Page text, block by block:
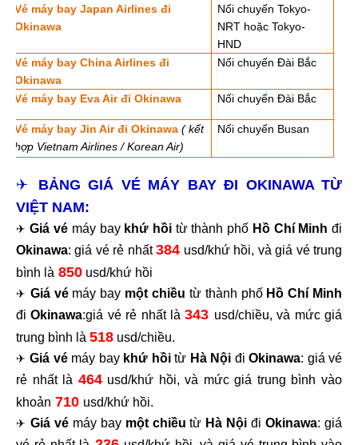
Vé máy bay Japan Airlines đi
Okinawa
Nối chuyến Tokyo-
NRT hoặc Tokyo-
HND
Vé máy bay China Airlines đi
Okinawa
Nối chuyến Đài Bắc
Vé máy bay Eva Air đi Okinawa Nối chuyến Đài Bắc
Vé máy bay Jin Air đi Okinawa( kết
hợp Vietnam Airlines / Korean Air)
Nối chuyến Busan
✈
BẢNG GIÁ VÉ MÁY BAY ĐI OKINAWA TỪ
VIỆT NAM:
✈ Giá vé máy bay khứ hồi từ thành phố Hồ Chí Minhđi
Okinawa: giá vé rẻ nhất384 usd/khứ hồi, và giá vé trung
bình là 850 usd/khứ hồi
✈ Giá vémáy bay một chiều từ thành phố Hồ Chí Minh
điOkinawa:giá vé rẻ nhất là343 usd/chiều, và mức giá
trung bình là 518 usd/chiều.
✈ Giá vé máy bay khứ hồitừ Hà Nội đi Okinawa: giá vé
rẻ nhất là 464usd/khứ hồi, và mức giá trung bình vào
khoản 710 usd/khứ hồi.
✈ Giá vémáy bay một chiều từ Hà Nội điOkinawa: giá